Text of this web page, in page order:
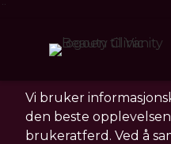
¨
Vi bruker
den beste
brukeratferd. Ved å